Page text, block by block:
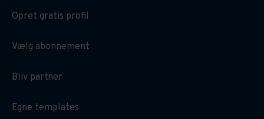
Opret gratis profil
Vælg abonnement
Bliv partner
Egne templates